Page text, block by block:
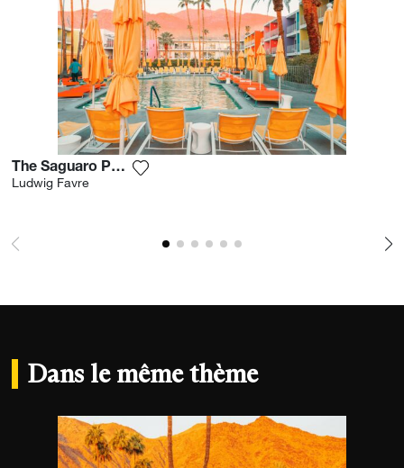
The Saguaro Palm Springs
Ludwig Favre
Dans le même thème